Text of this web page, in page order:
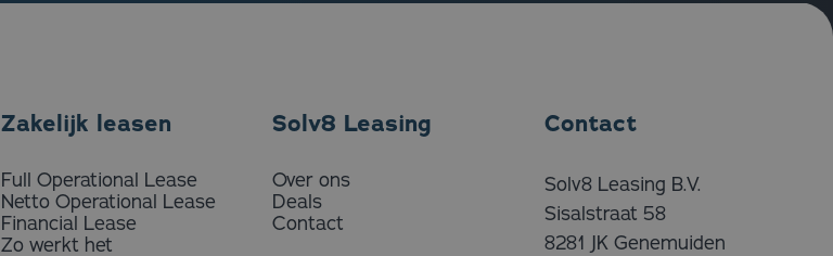
Zakelijk leasen
Full Operational Lease
Netto Operational Lease
Financial Lease
Zo werkt het
Solv8 Leasing
Over ons
Deals
Contact
Contact
Solv8 Leasing B.V.
Sisalstraat 58
8281 JK Genemuiden